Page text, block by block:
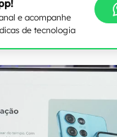
e acompanhe
de tecnologia